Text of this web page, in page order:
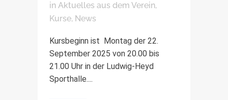
in Aktuelles aus dem Verein,
Kurse, News
Kursbeginn ist Montag der 22.
September 2025 von 20.00 bis
21.00 Uhr in der Ludwig-Heyd
Sporthalle....